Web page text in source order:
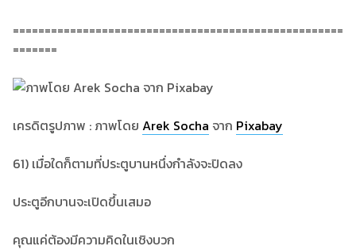
====================================================
=======
เครดิตรูปภาพ : ภาพโดย Arek Socha จาก Pixabay
61) เมื่อใดก็ตามที่ประตูบานหนึ่งกำลังจะปิดลง
ประตูอีกบานจะเปิดขึ้นเสมอ
คุณแค่ต้องมีความคิดในเชิงบวก